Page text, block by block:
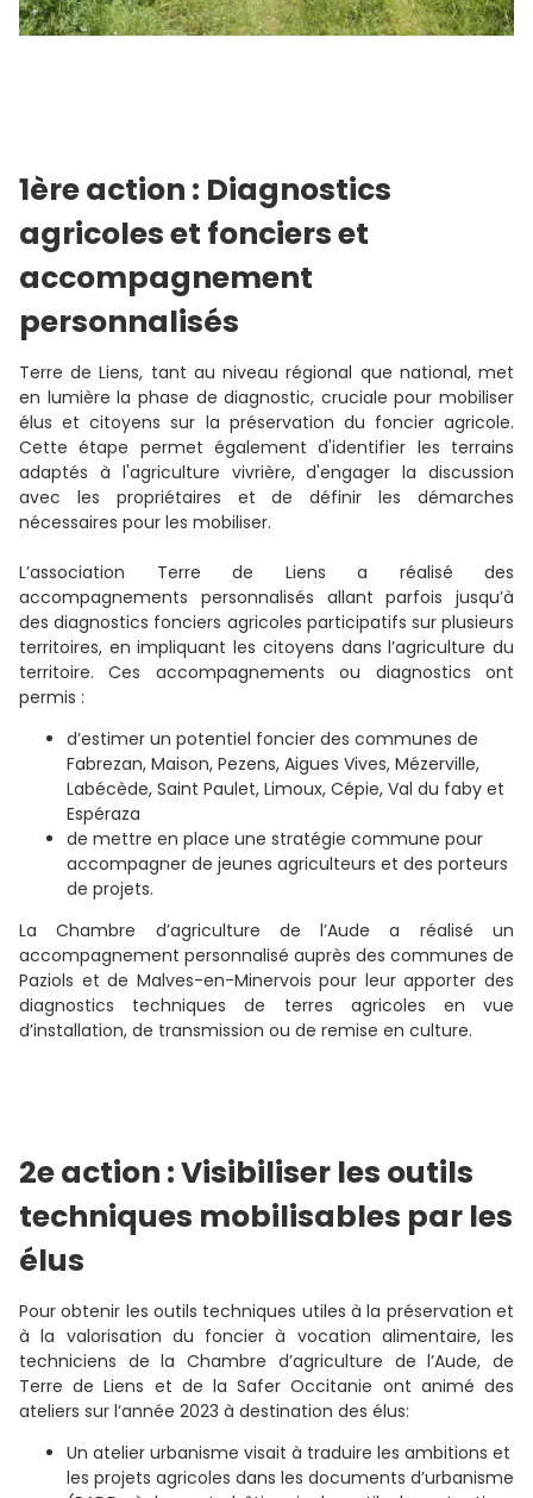
1ère action : Diagnostics
agricoles et fonciers et
accompagnement
personnalisés
Terre de Liens, tant au niveau régional que national, met
en lumière la phase de diagnostic, cruciale pour mobiliser
élus et citoyens sur la préservation du foncier agricole.
Cette étape permet également d'identifier les terrains
adaptés à l'agriculture vivrière, d'engager la discussion
avec les propriétaires et de définir les démarches
nécessaires pour les mobiliser.
L’association Terre de Liens a réalisé des
accompagnements personnalisés allant parfois jusqu’à
des diagnostics fonciers agricoles participatifs sur plusieurs
territoires, en impliquant les citoyens dans l’agriculture du
territoire. Ces accompagnements ou diagnostics ont
permis :
d’estimer un potentiel foncier des communes de
Fabrezan, Maison, Pezens, Aigues Vives, Mézerville,
Labécède, Saint Paulet, Limoux, Cépie, Val du faby et
Espéraza
de mettre en place une stratégie commune pour
accompagner de jeunes agriculteurs et des porteurs
de projets.
La Chambre d’agriculture de l’Aude a réalisé un
accompagnement personnalisé auprès des communes de
Paziols et de Malves-en-Minervois pour leur apporter des
diagnostics techniques de terres agricoles en vue
d’installation, de transmission ou de remise en culture.
2e action : Visibiliser les outils
techniques mobilisables par les
élus
Pour obtenir les outils techniques utiles à la préservation et
à la valorisation du foncier à vocation alimentaire, les
techniciens de la Chambre d’agriculture de l’Aude, de
Terre de Liens et de la Safer Occitanie ont animé des
ateliers sur l’année 2023 à destination des élus:
Un atelier urbanisme visait à traduire les ambitions et
les projets agricoles dans les documents d’urbanisme